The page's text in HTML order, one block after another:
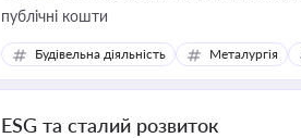
публічні кошти
Будівельна діяльність Металургія
ESG та сталий розвиток